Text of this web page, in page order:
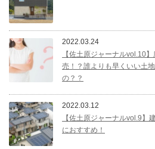
2022.03.24
【佐土原ジャーナルvol.10
売！？誰よりも早くいい土
の？？
2022.03.12
【佐土原ジャーナルvol.9】
におすすめ！